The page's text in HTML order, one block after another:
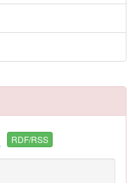
RDF/RSS